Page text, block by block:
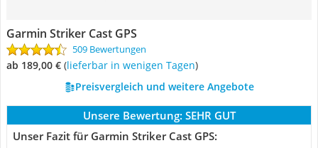
Garmin Striker Cast GPS
509 Bewertungen
ab 189,00 € ( Lieferbar in wenigen Tagen)
Preisvergleich und weitere Angebote
Unsere Bewertung: SEHR GUT
Unser Fazit für Garmin Striker Cast GPS: